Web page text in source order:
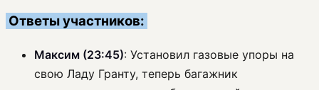
Ответы участников:
Максим (23:45): Установил газовые упоры на
свою Ладу Гранту, теперь багажник